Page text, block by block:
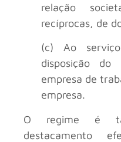
relação
recíprocas, de
(c) Ao
disposição
empresa de
empresa.
O regime é
destacamento